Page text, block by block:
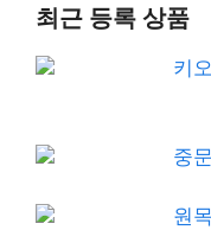
최근 등록 상품
키
중
원